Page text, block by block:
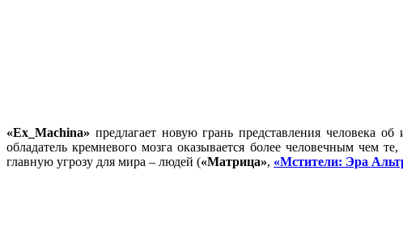
«Ex_Machina» предлагает новую грань представления человека
обладатель кремневого мозга оказывается более человечным чем
главную угрозу для мира – людей («Матрица», «Мстители: Эра